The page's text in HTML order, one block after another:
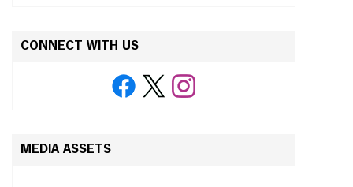
CONNECT WITH US
MEDIA ASSETS